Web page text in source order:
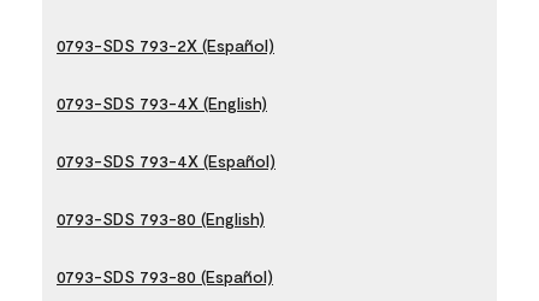
0793-SDS 793-2X (Español)
0793-SDS 793-4X (English)
0793-SDS 793-4X (Español)
0793-SDS 793-80 (English)
0793-SDS 793-80 (Español)